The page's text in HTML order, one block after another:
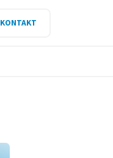
KONTAKT